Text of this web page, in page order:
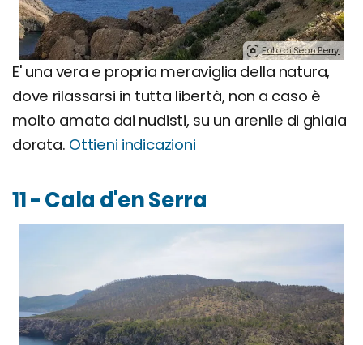
Foto di Sean Perry.
E' una vera e propria meraviglia della natura,
dove rilassarsi in tutta libertà, non a caso è
molto amata dai nudisti, su un arenile di ghiaia
dorata. Ottieni indicazioni
11 - Cala d'en Serra